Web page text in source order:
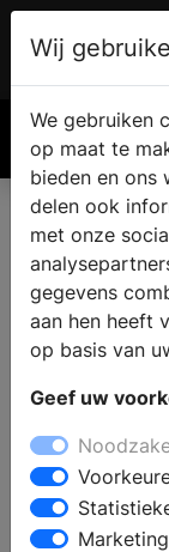
Wij
We gebruiken
op maat te
bieden en ons
delen ook
met onze
gegevens
aan hen heeft
op basis van
Geef uw
Marketing